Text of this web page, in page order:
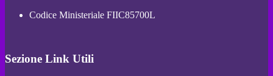
Codice Ministeriale FIIC85700L
Sezione Link Utili